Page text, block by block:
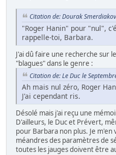
Citation de: Dourak
"Roger Hanin" pour "nul",
rappelle-toi, Barbara.
J'ai dû faire une recherche sur
"blagues" dans le genre :
Citation de: Le Duc le
Ah mais nul zéro, Roger
J'ai cependant ris.
Désolé mais j'ai reçu une
D'ailleurs, le Duc et Prévert,
pour Barbara non plus. Je
méandres des paramètres de
toutes les jauges doivent être